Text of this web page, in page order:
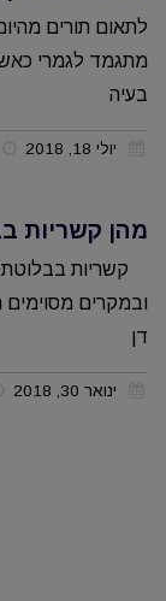
לתאום תורים
מתגמד לגמרי
בעיה
יולי 18, 2018
מהן קשריות
קשריות בבלוטת
ובמקרים מסוימים
דן
ינואר 30, 2018